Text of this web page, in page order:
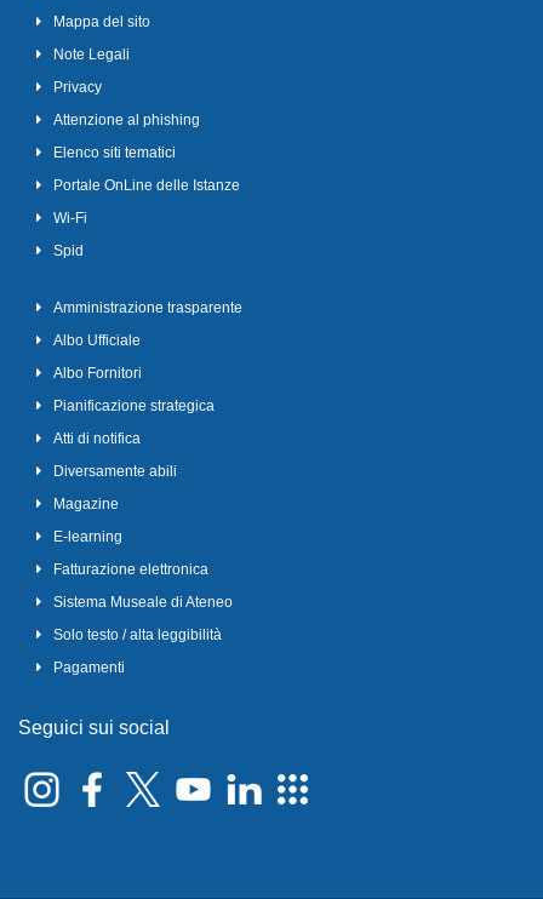
Mappa del sito
Note Legali
Privacy
Attenzione al phishing
Elenco siti tematici
Portale OnLine delle Istanze
Wi-Fi
Spid
Amministrazione trasparente
Albo Ufficiale
Albo Fornitori
Pianificazione strategica
Atti di notifica
Diversamente abili
Magazine
E-learning
Fatturazione elettronica
Sistema Museale di Ateneo
Solo testo / alta leggibilità
Pagamenti
Seguici sui social